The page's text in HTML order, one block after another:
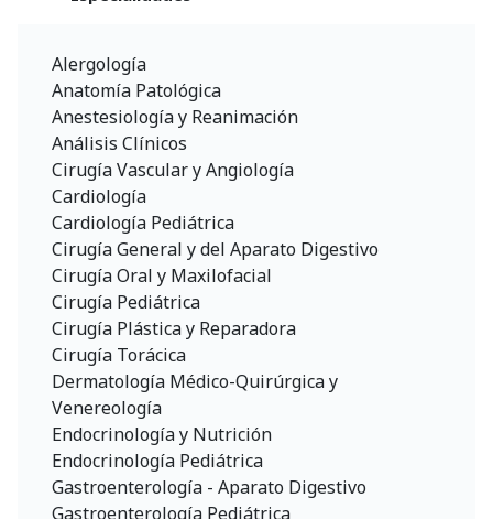
Alergología
Anatomía Patológica
Anestesiología y Reanimación
Análisis Clínicos
Cirugía Vascular y Angiología
Cardiología
Cardiología Pediátrica
Cirugía General y del Aparato Digestivo
Cirugía Oral y Maxilofacial
Cirugía Pediátrica
Cirugía Plástica y Reparadora
Cirugía Torácica
Dermatología Médico-Quirúrgica y
Venereología
Endocrinología y Nutrición
Endocrinología Pediátrica
Gastroenterología - Aparato Digestivo
Gastroenterología Pediátrica